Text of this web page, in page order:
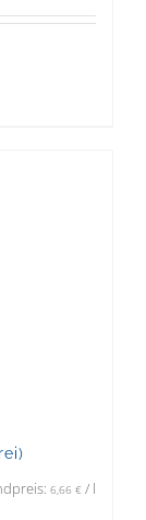
6,66 € / l